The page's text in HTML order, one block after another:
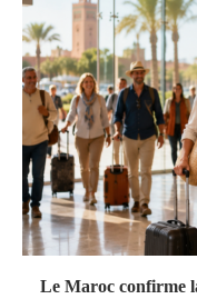
Le Maroc confirme